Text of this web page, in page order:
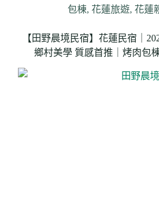
宿
獨
棟
舍
包棟,花蓮旅遊,花蓮
【田野晨境民宿】花蓮民宿｜
鄉村美學 質感首推｜烤肉包